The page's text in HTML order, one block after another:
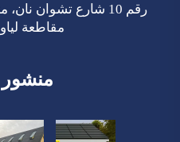
رقم 10 شارع تشوان
مقاطعة